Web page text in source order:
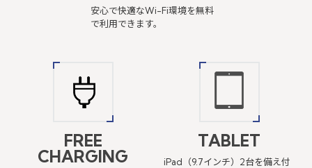
安心で快適なWi-Fi環境を無料
で利用できます。
FREE
CHARGING
TABLET
iPad（9.7インチ）2台を備え付